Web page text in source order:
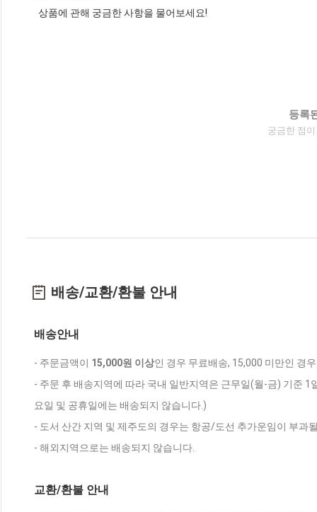
상품에 관해 궁금한 사항을 물어보세요!
등록
궁금한 점
배송/교환/환불 안내
배송안내
- 주문금액이 15,000원 이상인 경우 무료배송, 15,000 미만인 경
- 주문 후 배송지역에 따라 국내 일반지역은 근무일(월-금) 기준
요일 및 공휴일에는 배송되지 않습니다.)
- 도서 산간 지역 및 제주도의 경우는 항공/도선 추가운임이 부과
- 해외지역으로는 배송되지 않습니다.
교환/환불 안내